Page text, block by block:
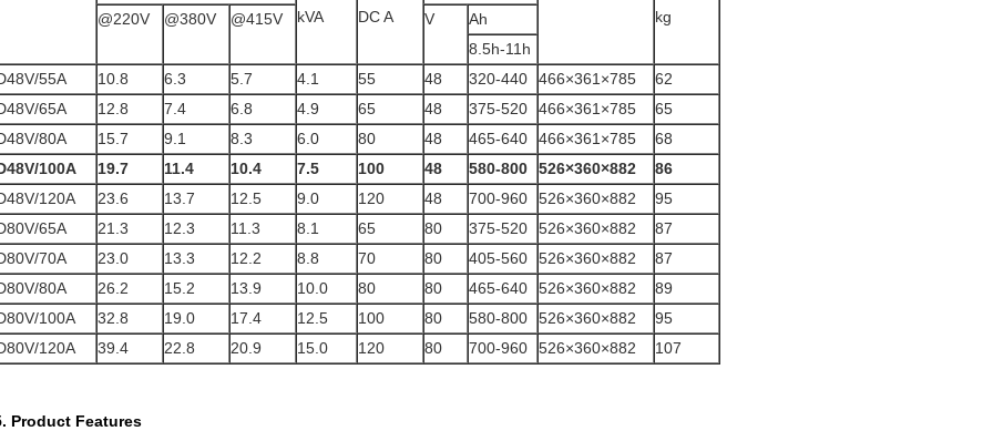
kVA
DC A
kg
@220V @380V @415V V
Ah
8.5h-11h
55A
10.8 6.3 5.7 4.1 55 48 320-440 466×361×785
62
65A
12.8 7.4 6.8 4.9 65 48 375-520 466×361×785
65
80A
15.7 9.1 8.3 6.0 80 48 465-640 466×361×785
68
100A
19.7 11.4 10.4 7.5 100 48 580-800 526×360×882
86
120A
23.6 13.7 12.5 9.0 120 48 700-960 526×360×882
95
65A
21.3 12.3 11.3 8.1 65 80 375-520 526×360×882
87
70A
23.0 13.3 12.2 8.8 70 80 405-560 526×360×882
87
80A
26.2 15.2 13.9 10.0 80 80 465-640 526×360×882
89
100A
32.8 19.0 17.4 12.5 100 80 580-800 526×360×882
95
120A
39.4 22.8 20.9 15.0 120 80 700-960 526×360×882 107
Product Features